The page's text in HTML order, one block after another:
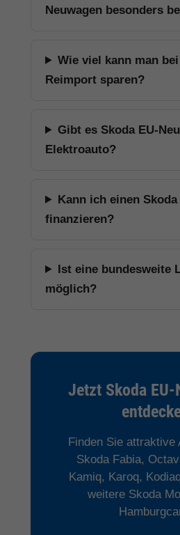
Neuwagen besonders
Wie viel kann man
Reimport sparen?
Gibt es Skoda EU-
Elektroauto?
Kann ich einen Skoda
finanzieren?
Ist eine bundesweite
möglich?
Jetzt Skoda EU-
Finden Sie attraktive
Skoda Fabia,
Kamiq, Karoq,
weitere Skoda